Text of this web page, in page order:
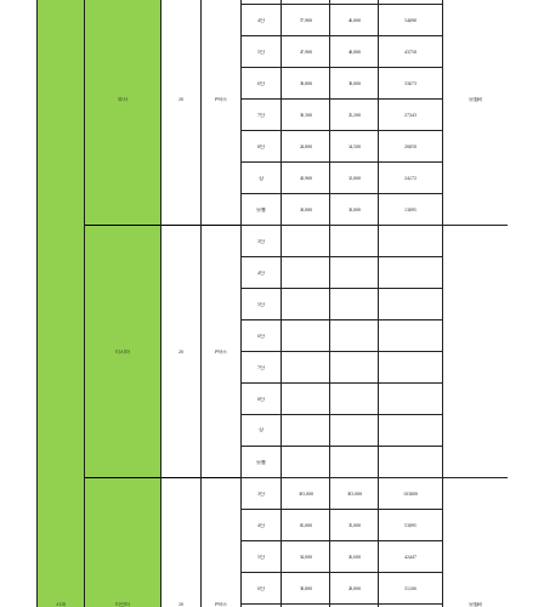
사과
부사 20 P박스 보합세
4단 57,900 46,000 54,090
5단 47,900 40,000 43,758
6단 38,800 30,000 33,673
7단 30,300 25,200 27,343
8단 24,800 14,500 20,050
상 43,900 12,000 24,172
보통 18,000 10,000 13,095
미시마 20 P박스
3단
4단
5단
6단
7단
8단
상
보통
미안마 20 P박스
3단 103,000 103,000 103,000
보합세
4단 65,000 35,000 53,995
5단 54,000 26,600 42,447
6단 38,800 20,000 31,106